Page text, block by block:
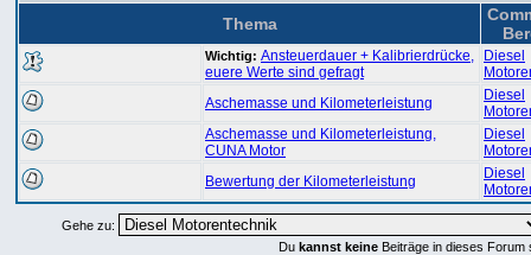
Thema
Wichtig: Ansteuerdauer + Kalibrierdrücke,
euere Werte sind gefragt
Diesel
Aschemasse und Kilometerleistung
Diesel
Aschemasse und Kilometerleistung,
CUNA Motor
Diesel
Bewertung der Kilometerleistung
Diesel
Gehe zu:
Du kannst keine Beiträge in dieses Forum